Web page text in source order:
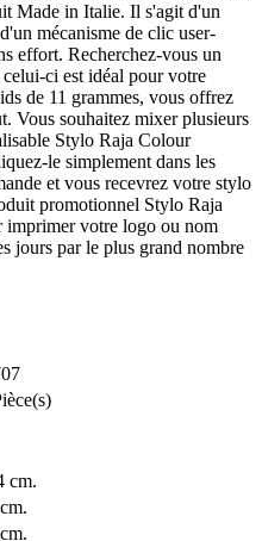
Made in Italie. Il s'agit d'un
mécanisme de clic user-
effort. Recherchez-vous un
ci est idéal pour votre
de 11 grammes, vous offrez
Vous souhaitez mixer plusieurs
Stylo Raja Colour
le simplement dans les
et vous recevrez votre stylo
promotionnel Stylo Raja
imprimer votre logo ou nom
jours par le plus grand nombre
cm.